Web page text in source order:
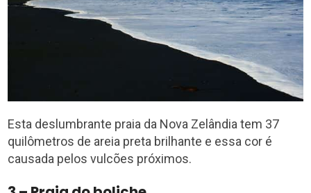
Esta deslumbrante praia da Nova Zelândia tem 37
quilômetros de areia preta brilhante e essa cor é
causada pelos vulcões próximos.